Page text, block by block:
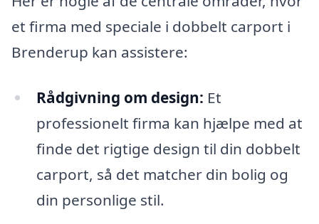
et firma med speciale i dobbelt carport i
Brenderup kan assistere:
Rådgivning om design: Et
professionelt firma kan hjælpe med at
finde det rigtige design til din dobbelt
carport, så det matcher din bolig og
din personlige stil.